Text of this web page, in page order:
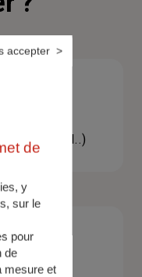
un conseil..)
de
y
sur le
pour
de
mesure et
accepter